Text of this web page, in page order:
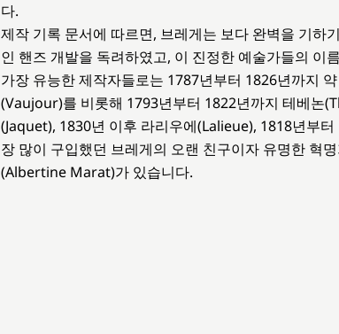
다.
제작 기록 문서에 따르면, 브레게는 보다 완벽을 기하
인 핸즈 개발을 독려하였고, 이 진정한 예술가들의 이
가장 유능한 제작자들로는 1787년부터 1826년까지
(Vaujour)를 비롯해 1793년부터 1822년까지 테베논
(Jaquet), 1830년 이후 라리우에(Lalieue), 1818년부
장 많이 구입했던 브레게의 오랜 친구이자 유명한 혁
(Albertine Marat)가 있습니다.